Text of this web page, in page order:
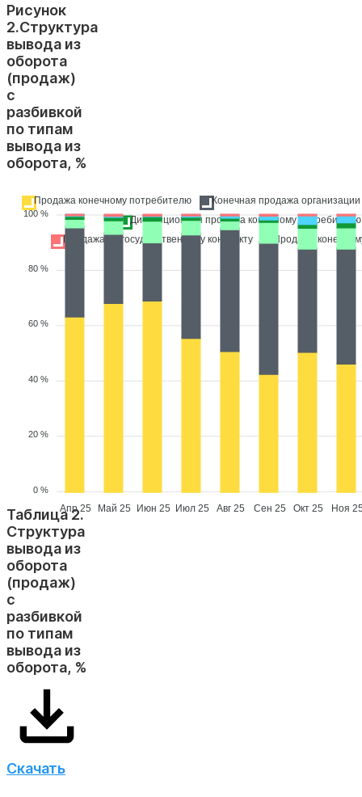
Рисунок
2.Структура
вывода из
оборота
(продаж)
с
разбивкой
по типам
вывода из
оборота, %
Продажа конечному потребителю
Конечная продажа организации
Дистанционная продажа конечному потребителю
Продажа по государственному контракту
Продажа
100 %
80 %
60 %
40 %
20 %
0 %
Апр 25 Май 25 Июн 25 Июл 25 Авг 25 Сен 25 Окт 25 Ноя
Таблица 2.
Структура
вывода из
оборота
(продаж)
с
разбивкой
по типам
вывода из
оборота, %
Скачать